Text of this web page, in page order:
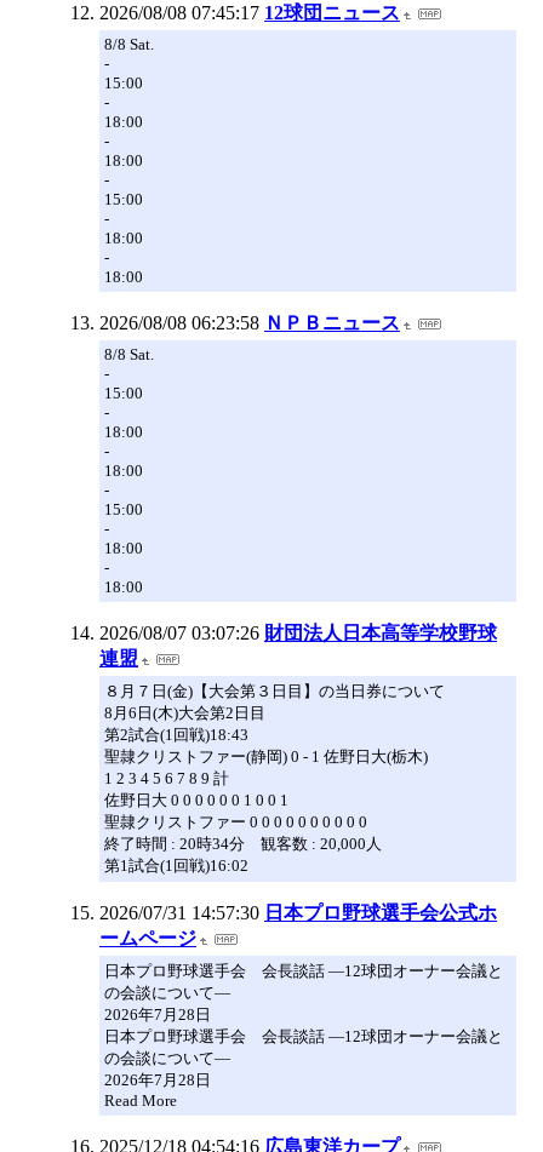
2026/08/08 07:45:17 12球団ニュース
8/8 Sat.
-
15:00
-
18:00
-
18:00
-
15:00
-
18:00
-
18:00
2026/08/08 06:23:58 ＮＰＢニュース
8/8 Sat.
-
15:00
-
18:00
-
18:00
-
15:00
-
18:00
-
18:00
2026/08/07 03:07:26 財団法人日本高等学校野球
連盟
８月７日(金)【大会第３日目】の当日券について
8月6日(木)大会第2日目
第2試合(1回戦)18:43
聖隷クリストファー(静岡) 0 - 1 佐野日大(栃木)
1 2 3 4 5 6 7 8 9 計
佐野日大 0 0 0 0 0 0 1 0 0 1
聖隷クリストファー 0 0 0 0 0 0 0 0 0 0
終了時間 : 20時34分 観客数 : 20,000人
第1試合(1回戦)16:02
2026/07/31 14:57:30 日本プロ野球選手会公式ホ
ームページ
日本プロ野球選手会 会長談話 ―12球団オーナー会議と
の会談について―
2026年7月28日
日本プロ野球選手会 会長談話 ―12球団オーナー会議と
の会談について―
2026年7月28日
Read More
2025/12/18 04:54:16 広島東洋カープ